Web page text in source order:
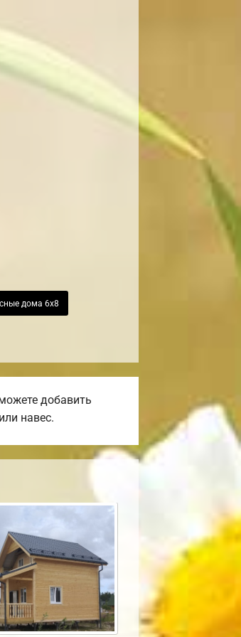
дома 6х8
добавить
навес.